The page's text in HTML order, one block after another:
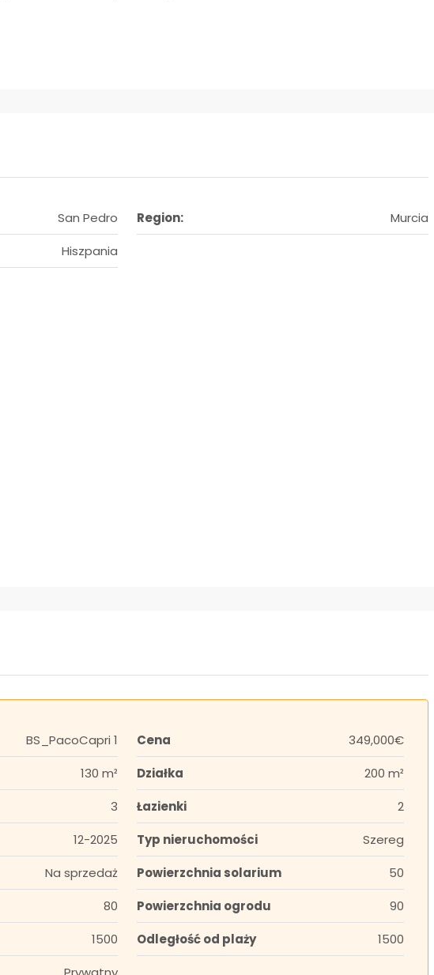
San Pedro Region:
Murcia
Hiszpania
BS_PacoCapri 1 Cena
349,000€
130 m² Działka
200 m²
3 Łazienki
2
12-2025 Typ nieruchomości
Szereg
Na sprzedaż Powierzchnia solarium
50
80 Powierzchnia ogrodu
90
1500 Odległość od plaży
1500